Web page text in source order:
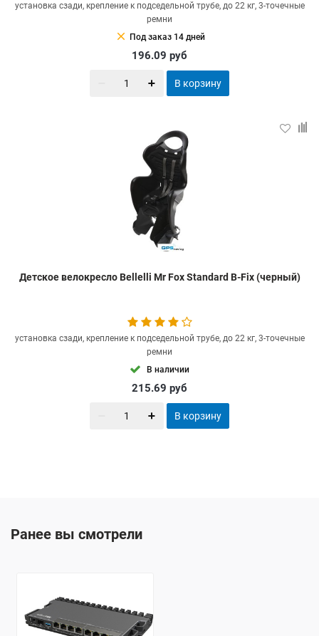
установка сзади, крепление к подседельной трубе, до 22 кг, 3-точечные
ремни
clear Под заказ 14 дней
196.09 руб
В корзину
Детское велокресло Bellelli Mr Fox Standard B-Fix (черный)
установка сзади, крепление к подседельной трубе, до 22 кг, 3-точечные
ремни
В наличии
215.69 руб
В корзину
Ранее вы смотрели